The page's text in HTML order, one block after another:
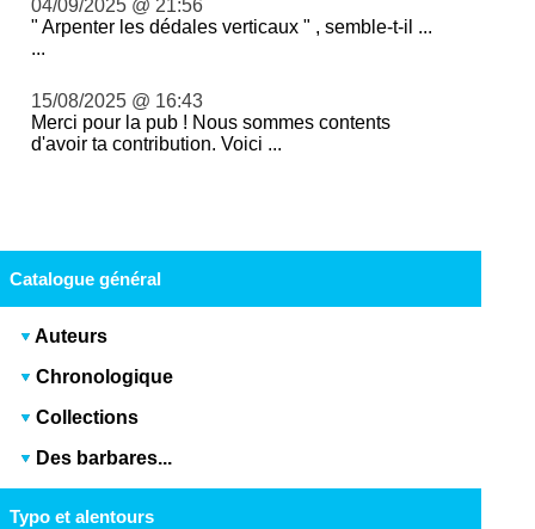
04/09/2025 @ 21:56
" Arpenter les dédales verticaux " , semble-t-il ...
...
15/08/2025 @ 16:43
Merci pour la pub ! Nous sommes contents
d'avoir ta contribution. Voici ...
Catalogue général
Auteurs
Chronologique
Collections
Des barbares...
Typo et alentours